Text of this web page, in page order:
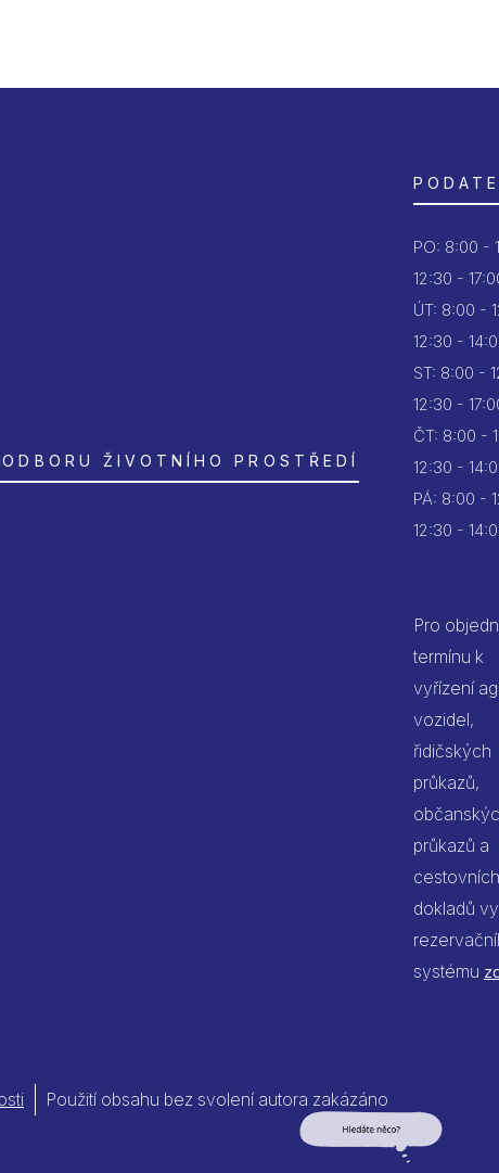
ŽIVOTNÍHO PROSTŘEDÍ
PO: 8:00 -
12:30 -
ÚT: 8:00 -
12:30 -
ST: 8:00 -
12:30 -
ČT: 8:00 -
12:30 -
PÁ: 8:00 -
12:30 -
Pro
termínu k
vyřízení
vozidel,
řidičských
průkazů,
průkazů a
cestovních
dokladů
systému
Použití obsahu bez svolení autora zakázáno
Jsem umělá inteligence a
tenhle web znám nazpaměť.